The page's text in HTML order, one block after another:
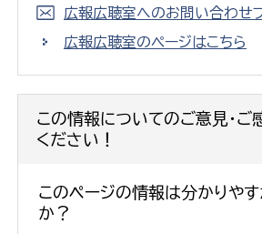
広報広聴室へのお問い合わせ
広報広聴室のページはこちら
この情報についてのご意見・ご
ください！
このページの情報は分かりや
か？